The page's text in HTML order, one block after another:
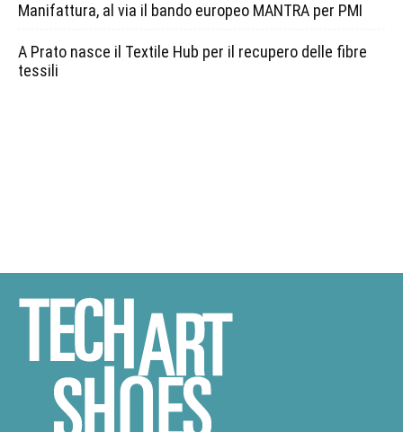
Manifattura, al via il bando europeo MANTRA per PMI
A Prato nasce il Textile Hub per il recupero delle fibre
tessili